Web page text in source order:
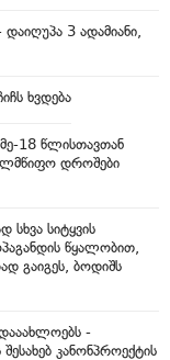
დაიღუპა 3 ადამიანი,
ხვდება
18 წლისთავთან
დროშები
სხვა სიტყვის
წყალობით,
გაიგეს, ბოდიშს
-
კანონპროექტის